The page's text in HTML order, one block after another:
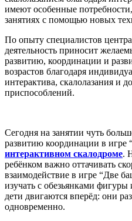
имеют особенные
занятиях с помощью новых
По опыту специалистов
деятельность приносит
развитию, координации и
возрастов благодаря
интерактива, скалолазания и
приспособлений.
Сегодня на занятии чуть
развитию координации в игре
интерактивном скалодроме.
ребёнком важно оттачивать
взаимодействие в игре “Две
изучать с обезьянками
дети двигаются вперёд: они
одновременно.